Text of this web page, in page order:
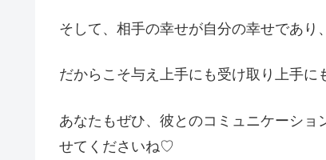
そして、相手の幸せが自分の幸せであり
だからこそ与え上手にも受け取り上手に
あなたもぜひ、彼とのコミュニケーシ
せてくださいね♡